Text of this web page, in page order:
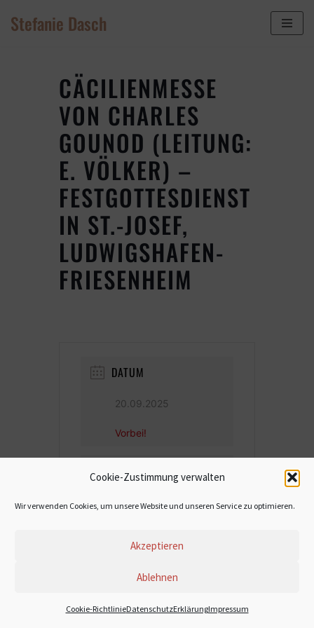
Cookie-Zustimmung verwalten
Wir verwenden Cookies, um unsere Website und unseren Service zu optimieren.
Akzeptieren
Ablehnen
Cookie-RichtlinieDatenschutzErklärungImpressum
Stefanie Dasch
CÄCILIENMESSE
VON CHARLES
GOUNOD (LEITUNG:
E. VÖLKER) –
FESTGOTTESDIENST
IN ST.-JOSEF,
LUDWIGSHAFEN-
FRIESENHEIM
DATUM
20.09.2025
Vorbei!
UHRZEIT
19:00 - 21:00
© 2022 Stefanie Dasch
Impressum Datenschutzerklärung Cookie-Richtlinie (EU)